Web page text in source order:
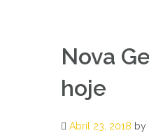
Nova
hoje
Abril 23, 2018 by